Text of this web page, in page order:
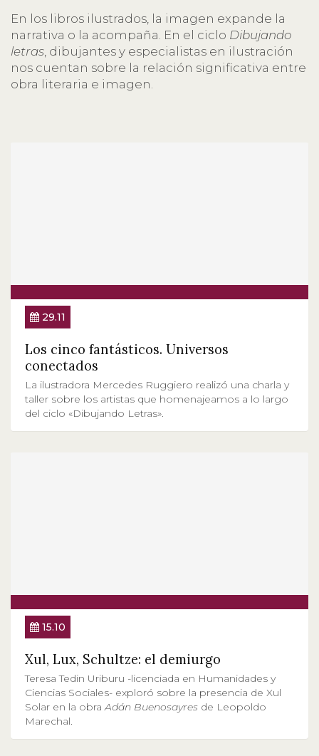
En los libros ilustrados, la imagen expande la
narrativa o la acompaña. En el ciclo Dibujando
letras , dibujantes y especialistas en ilustración
nos cuentan sobre la relación significativa entre
obra literaria e imagen.
29.11
Los cinco fantásticos. Universos
conectados
La ilustradora Mercedes Ruggiero realizó una charla y
taller sobre los artistas que homenajeamos a lo largo
del ciclo «Dibujando Letras».
15.10
Xul, Lux, Schultze: el demiurgo
Teresa Tedin Uriburu -licenciada en Humanidades y
Ciencias Sociales- exploró sobre la presencia de Xul
Solar en la obraAdán Buenosayres de Leopoldo
Marechal.